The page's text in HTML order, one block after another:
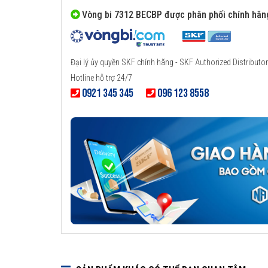
Vòng bi 7312 BECBP được phân phối chính
Đại lý ủy quyền SKF chính hãng - SKF Authorized Distributor
Hotline hỗ trợ 24/7
0921 345 345 096 123 8558